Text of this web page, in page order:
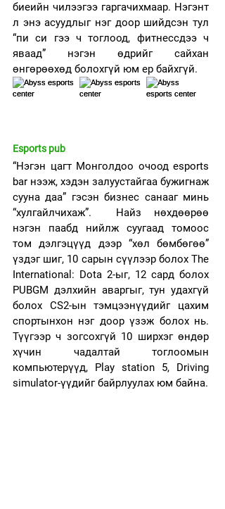
биеийн чилээгээ гаргачихмаар. Нэгэнт
л энэ асуудлыг нэг доор шийдсэн тул
“пи си гээ ч тоглоод, фитнессдээ ч
яваад” нэгэн өдрийг сайхан
өнгөрөөхөд болохгүй юм ер байхгүй.
Esports pub
“Нэгэн цагт Монголдоо очоод esports
bar нээж, хэдэн залуустайгаа бужигнаж
сууна даа” гэсэн бизнес санааг минь
“хулгайлчихаж”.  Найз нөхдөөрөө
нэгэн паабд нийлж суугаад томоос
том дэлгэцүүд дээр “хөл бөмбөгөө”
үздэг шиг, 10 сарын сүүлээр болох The
International: Dota 2-ыг, 12 сард болох
PUBGM дэлхийн аваргыг, тун удахгүй
болох CS2-ын тэмцээнүүдийг цахим
спортынхон нэг доор үзэж болох нь.
Түүгээр ч зогсохгүй 10 ширхэг өндөр
хүчин чадалтай тоглоомын
компьютерүүд, Play station 5, Driving
simulator-үүдийг байрлуулах юм байна.